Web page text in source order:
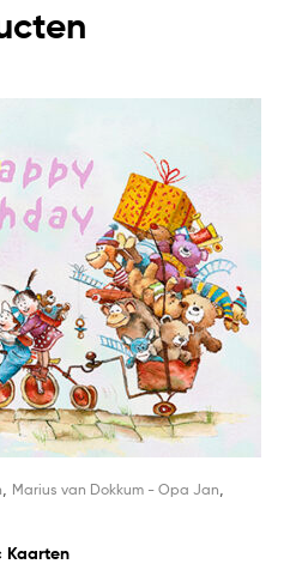
Marius van Dokkum - Opa Jan
Kaarten